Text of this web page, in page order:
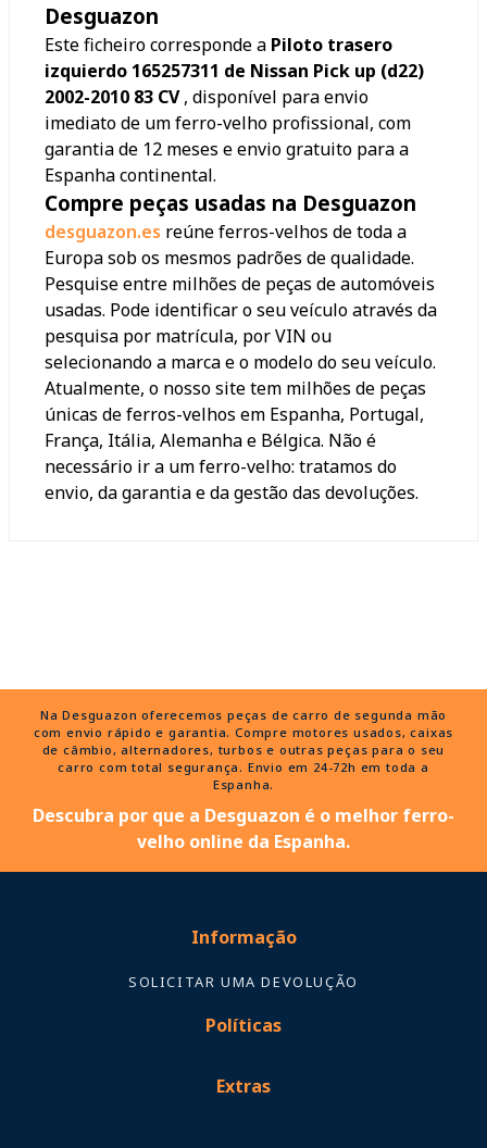
Desguazon
Este ficheiro corresponde a Piloto trasero
izquierdo 165257311 de Nissan Pick up (d22)
2002-2010 83 CV, disponível para envio
imediato de um ferro-velho profissional, com
garantia de 12 meses e envio gratuito para a
Espanha continental.
Compre peças usadas na Desguazon
desguazon.es reúne ferros-velhos de toda a
Europa sob os mesmos padrões de qualidade.
Pesquise entre milhões de peças de automóveis
usadas. Pode identificar o seu veículo através da
pesquisa por matrícula, por VIN ou
selecionando a marca e o modelo do seu veículo.
Atualmente, o nosso site tem milhões de peças
únicas de ferros-velhos em Espanha, Portugal,
França, Itália, Alemanha e Bélgica. Não é
necessário ir a um ferro-velho: tratamos do
envio, da garantia e da gestão das devoluções.
Na Desguazon oferecemos peças de carro de segunda mão
com envio rápido e garantia. Compre motores usados, caixas
de câmbio, alternadores, turbos e outras peças para o seu
carro com total segurança. Envio em 24-72h em toda a
Espanha.
Descubra por que a Desguazon é o melhor ferro-
velho online da Espanha.
Informação
SOLICITAR UMA DEVOLUÇÃO
Políticas
Extras